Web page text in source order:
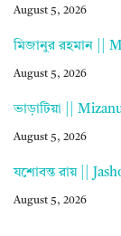
August 5, 2026
মিজানুর রহমান ||
August 5, 2026
ভাড়াটিয়া ||
August 5, 2026
যশোবন্ত রায় ||
August 5, 2026